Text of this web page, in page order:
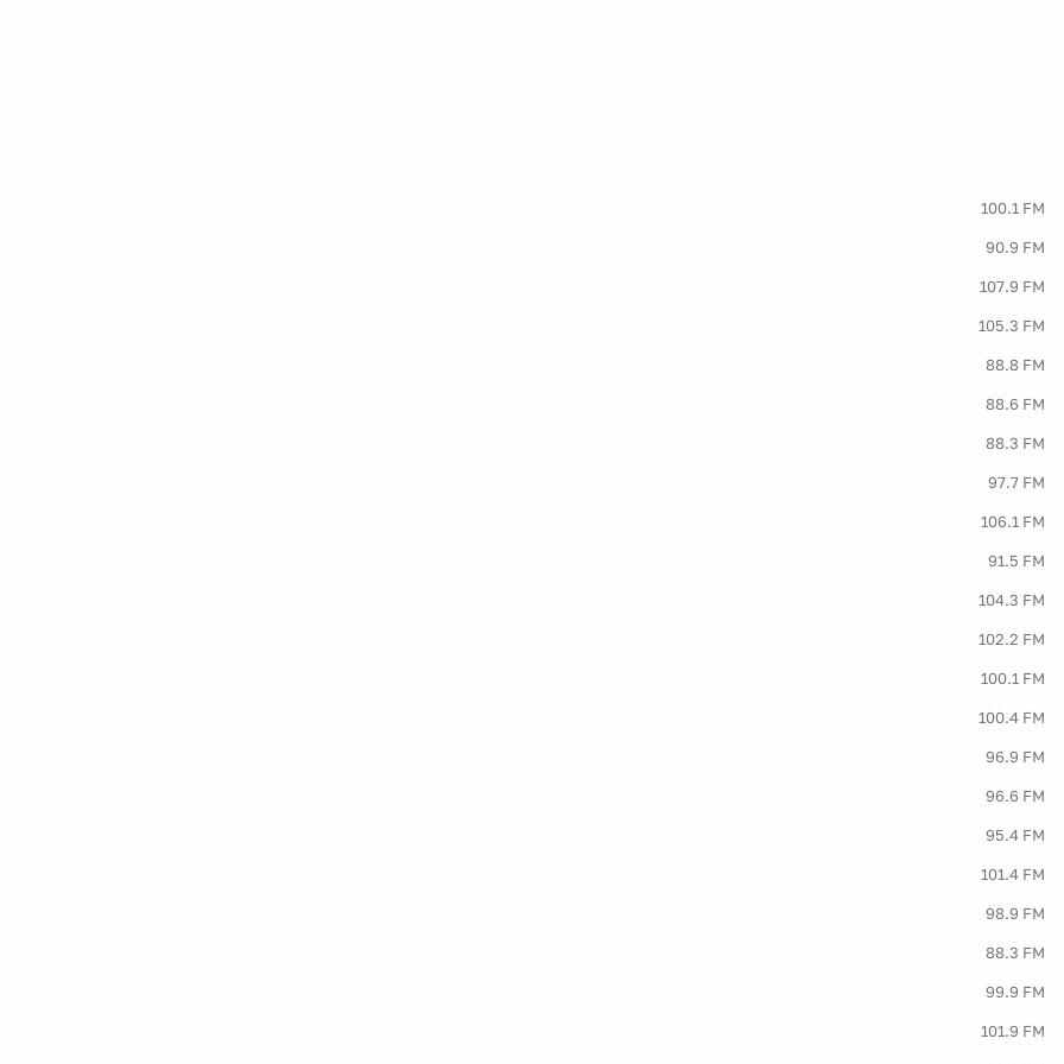
100.1 FM
90.9 FM
107.9 FM
105.3 FM
88.8 FM
88.6 FM
88.3 FM
97.7 FM
106.1 FM
91.5 FM
104.3 FM
102.2 FM
100.1 FM
100.4 FM
96.9 FM
96.6 FM
95.4 FM
101.4 FM
98.9 FM
88.3 FM
99.9 FM
101.9 FM